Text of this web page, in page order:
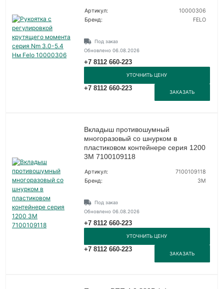
Артикул:
10000306
Бренд:
FELO
Под заказ
Обновлено 06.08.2026
+7 8112 660-223
УТОЧНИТЬ ЦЕНУ
+7 8112 660-223
ЗАКАЗАТЬ
Вкладыш противошумный
многоразовый со шнурком в
пластиковом контейнере серия 1200
3М 7100109118
Артикул:
7100109118
Бренд:
3М
Под заказ
Обновлено 06.08.2026
+7 8112 660-223
УТОЧНИТЬ ЦЕНУ
+7 8112 660-223
ЗАКАЗАТЬ